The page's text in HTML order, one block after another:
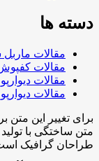
دسته ها
مقالات
مقالات
مقالات
مقالات
برای تغییر این متن
متن ساختگی با
طراحان گرافیک